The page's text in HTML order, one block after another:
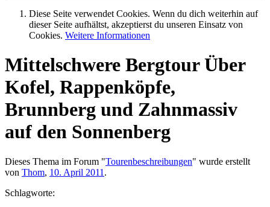
Diese Seite verwendet Cookies. Wenn du dich weiterhin auf
dieser Seite aufhältst, akzeptierst du unseren Einsatz von
Cookies. Weitere Informationen
Mittelschwere BergtourÜber
Kofel, Rappenköpfe,
Brunnberg und Zahnmassiv
auf den Sonnenberg
Dieses Thema im Forum "Tourenbeschreibungen" wurde erstellt
von Thom, 10. April 2011 .
Schlagworte: